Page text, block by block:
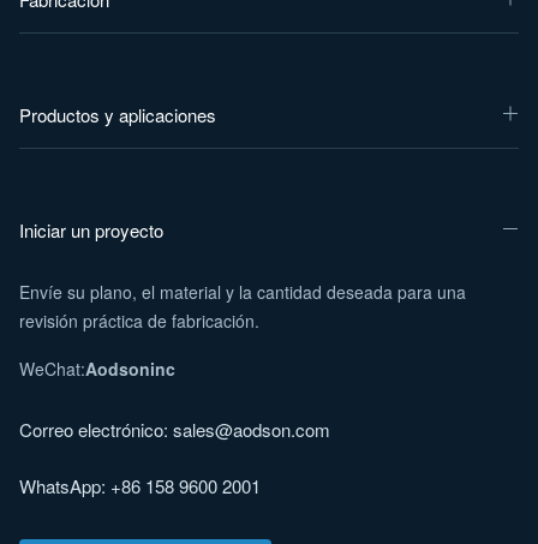
Productos y aplicaciones
Iniciar un proyecto
Envíe su plano, el material y la cantidad deseada para una
revisión práctica de fabricación.
WeChat:Aodsoninc
Correo electrónico: sales@aodson.com
WhatsApp: +86 158 9600 2001